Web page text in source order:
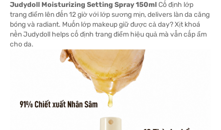
Judydoll Moisturizing Setting Spray 150ml Cố định lớp
trang điểm lên đến 12 giờ với lớp sương mịn, delivers làn da căng
bóng và radiant. Muốn lớp makeup giữ được cả day? Xịt khoá
nền Judydoll helps cố định trang điểm hiệu quả mà vẫn cấp ẩm
cho da.